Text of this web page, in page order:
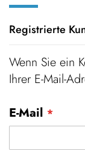
Registrierte
Wenn Sie ein
Ihrer E-Mail-
E-Mail